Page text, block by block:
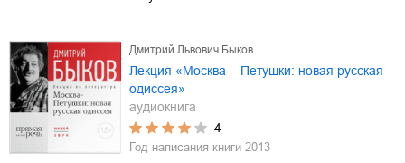
Дмитрий Львович Быков
Лекция «Москва – Петушки: новая русская
одиссея»
аудиокнига
4
Год написания книги 2013